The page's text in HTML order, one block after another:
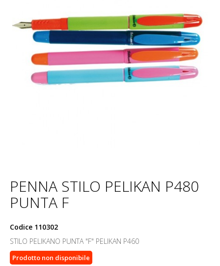
PENNA STILO PELIKAN P480
PUNTA F
Codice 110302
STILO PELIKANO PUNTA "F" PELIKAN P460
Prodotto non disponibile